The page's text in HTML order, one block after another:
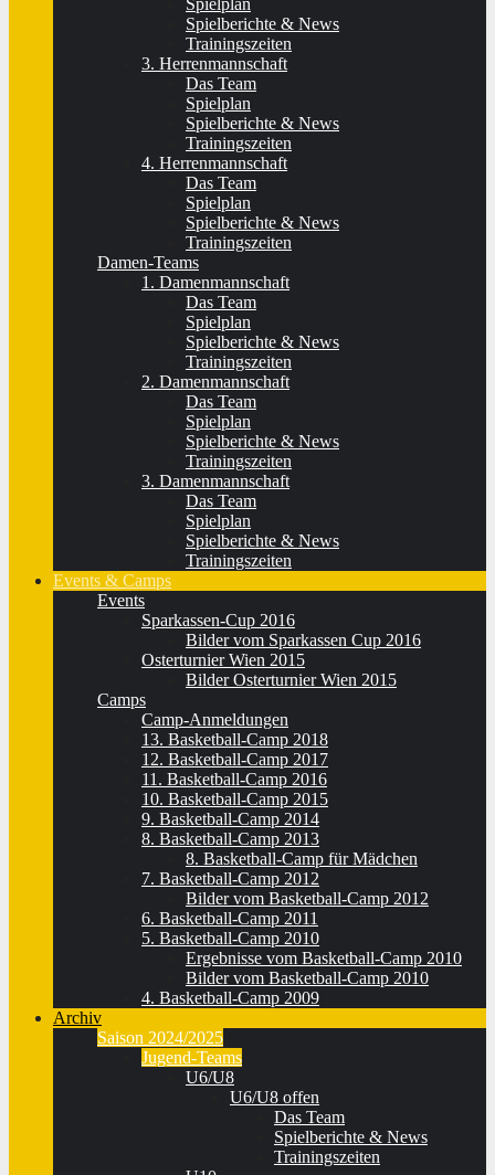
Spielplan
Spielberichte & News
Trainingszeiten
3. Herrenmannschaft
Das Team
Spielplan
Spielberichte & News
Trainingszeiten
4. Herrenmannschaft
Das Team
Spielplan
Spielberichte & News
Trainingszeiten
Damen-Teams
1. Damenmannschaft
Das Team
Spielplan
Spielberichte & News
Trainingszeiten
2. Damenmannschaft
Das Team
Spielplan
Spielberichte & News
Trainingszeiten
3. Damenmannschaft
Das Team
Spielplan
Spielberichte & News
Trainingszeiten
Events & Camps
Events
Sparkassen-Cup 2016
Bilder vom Sparkassen Cup 2016
Osterturnier Wien 2015
Bilder Osterturnier Wien 2015
Camps
Camp-Anmeldungen
13. Basketball-Camp 2018
12. Basketball-Camp 2017
11. Basketball-Camp 2016
10. Basketball-Camp 2015
9. Basketball-Camp 2014
8. Basketball-Camp 2013
8. Basketball-Camp für Mädchen
7. Basketball-Camp 2012
Bilder vom Basketball-Camp 2012
6. Basketball-Camp 2011
5. Basketball-Camp 2010
Ergebnisse vom Basketball-Camp 2010
Bilder vom Basketball-Camp 2010
4. Basketball-Camp 2009
Archiv
Saison 2024/2025
Jugend-Teams
U6/U8
U6/U8 offen
Das Team
Spielberichte & News
Trainingszeiten